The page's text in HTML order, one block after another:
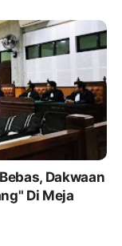
Dakwaan
Di Meja